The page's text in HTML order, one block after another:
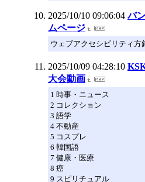
2025/10/10 09:06:04 バ
ムページ
ウェブアクセシビリティ方
2025/10/09 04:28:10
大会動画
1 時事・ニュース
2 コレクション
3 語学
4 不動産
5 コスプレ
6 韓国語
7 健康・医療
8 癌
9 スピリチュアル